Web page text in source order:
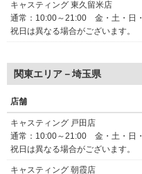
キャスティング 東久留米店
通常：10:00～21:00 金・土・日・
祝日は異なる場合がございます。
関東エリア－埼玉県
店舗
キャスティング 戸田店
通常：10:00～21:00 金・土・日・
祝日は異なる場合がございます。
キャスティング 朝霞店